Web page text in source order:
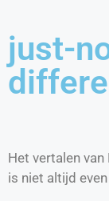
just-
Het vertalen
is niet altijd